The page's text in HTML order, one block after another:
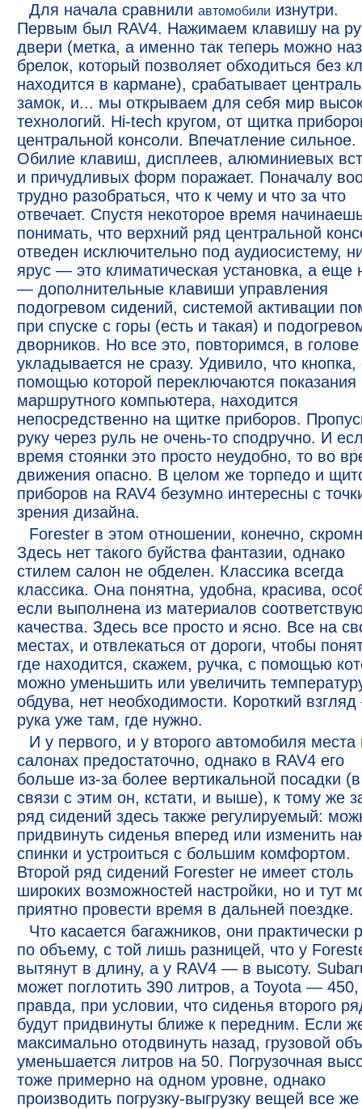
Для начала сравнили автомобили изнутри.
Первым был RAV4. Нажимаем клавишу на
двери (метка, а именно так теперь можно
брелок, который позволяет обходиться без
находится в кармане), срабатывает
замок, и... мы открываем для себя мир
технологий. Hi-tech кругом, от щитка
центральной консоли. Впечатление сильное.
Обилие клавиш, дисплеев, алюминиевых
и причудливых форм поражает. Поначалу
трудно разобраться, что к чему и что за что
отвечает. Cпустя некоторое время
понимать, что верхний ряд центральной
отведен исключительно под аудиосистему,
ярус — это климатическая установка, а еще
— дополнительные клавиши управления
подогревом сидений, системой активации
при спуске с горы (есть и такая) и
дворников. Но все это, повторимся, в голове
укладывается не сразу. Удивило, что кнопка,
помощью которой переключаются показания
маршрутного компьютера, находится
непосредственно на щитке приборов.
руку через руль не очень-то сподручно. И
время стоянки это просто неудобно, то во
движения опасно. В целом же торпедо и
приборов на RAV4 безумно интересны с
зрения дизайна.
Forester в этом отношении, конечно,
Здесь нет такого буйства фантазии, однако
стилем салон не обделен. Классика всегда
классика. Она понятна, удобна, красива,
если выполнена из материалов
качества. Здесь все просто и ясно. Все на
местах, и отвлекаться от дороги, чтобы
где находится, скажем, ручка, с помощью
можно уменьшить или увеличить
обдува, нет необходимости. Короткий
рука уже там, где нужно.
И у первого, и у второго автомобиля места
салонах предостаточно, однако в RAV4 его
больше из-за более вертикальной посадки (в
связи с этим он, кстати, и выше), к тому же
ряд сидений здесь также регулируемый:
придвинуть сиденья вперед или изменить
спинки и устроиться с большим комфортом.
Второй ряд сидений Forester не имеет столь
широких возможностей настройки, но и тут
приятно провести время в дальней поездке.
Что касается багажников, они практически
по объему, с той лишь разницей, что у
вытянут в длину, а у RAV4 — в высоту.
может поглотить 390 литров, а Toyota — 450,
правда, при условии, что сиденья второго
будут придвинуты ближе к передним. Если
максимально отодвинуть назад, грузовой
уменьшается литров на 50. Погрузочная
тоже примерно на одном уровне, однако
производить погрузку-выгрузку вещей все же